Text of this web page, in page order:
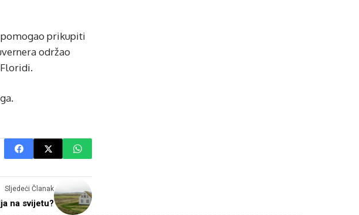
prikupiti
održao
Sljedeći Članak
na svijetu?